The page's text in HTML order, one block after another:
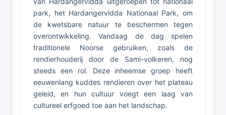
park, het Hardangervidda Nationaal Park, om
de kwetsbare natuur te beschermen tegen
overontwikkeling. Vandaag de dag spelen
traditionele Noorse gebruiken, zoals de
rendierhouderij door de Sami-volkeren, nog
steeds een rol. Deze inheemse groep heeft
eeuwenlang kuddes rendieren over het plateau
geleid, en hun cultuur voegt een laag van
cultureel erfgoed toe aan het landschap.